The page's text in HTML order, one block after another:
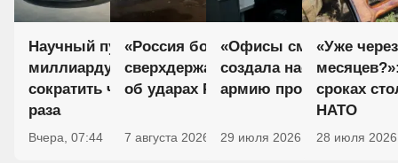
Научный путь к «золотому
миллиарду»: кто решил
сократить человечество в два
раза
Вчера, 07:44 5
«Россия больше не
сверхдержава?»: иностранцы
об ударах РФ по Киеву
7 августа 2026 60
«Офисы смерти»: как
создала настоящую
армию против России
29 июля 2026
«Уже
сроках
НАТО
28 июля 2026